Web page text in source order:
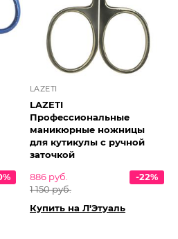
LAZETI
LAZETI
Профессиональные
маникюрные ножницы
для кутикулы с ручной
заточкой
886 руб.
1 150 руб.
-22%
Купить на Л'Этуаль